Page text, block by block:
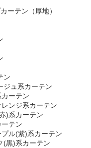
ーテン（厚地）
ン
ジュ系カーテン
ーテン
ンジ系カーテン
)系カーテン
テン
ル(紫)系カーテン
(黒)系カーテン